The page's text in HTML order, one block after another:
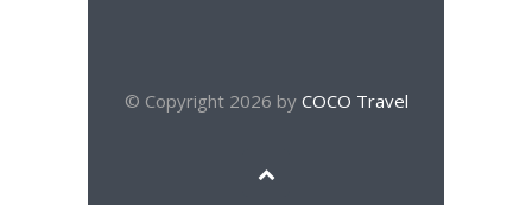
© Copyright 2026 by COCO Travel